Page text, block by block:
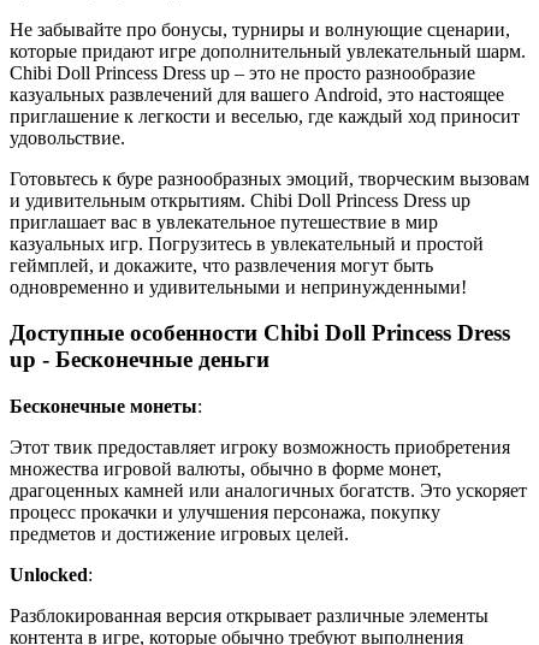
Не забывайте про бонусы, турниры и волнующие сценарии,
которые придают игре дополнительный увлекательный шарм.
Chibi Doll Princess Dress up – это не просто разнообразие
казуальных развлечений для вашего Android, это настоящее
приглашение к легкости и веселью, где каждый ход приносит
удовольствие.
Готовьтесь к буре разнообразных эмоций, творческим вызовам
и удивительным открытиям. Chibi Doll Princess Dress up
приглашает вас в увлекательное путешествие в мир
казуальных игр. Погрузитесь в увлекательный и простой
геймплей, и докажите, что развлечения могут быть
одновременно и удивительными и непринужденными!
Доступные особенности Chibi Doll Princess Dress
up - Бесконечные деньги
Бесконечные монеты:
Этот твик предоставляет игроку возможность приобретения
множества игровой валюты, обычно в форме монет,
драгоценных камней или аналогичных богатств. Это ускоряет
процесс прокачки и улучшения персонажа, покупку
предметов и достижение игровых целей.
Unlocked:
Разблокированная версия открывает различные элементы
контента в игре, которые обычно требуют выполнения